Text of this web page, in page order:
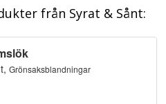
från Syrat & Sånt: